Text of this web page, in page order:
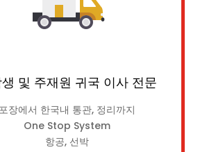
및 주재원 귀국 이사 전문
포장에서 한국내 통관, 정리까지
One Stop System
항공, 선박